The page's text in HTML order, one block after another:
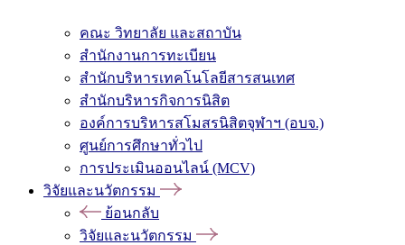
คณะ วิทยาลัย และสถาบัน
สำนักงานการทะเบียน
สำนักบริหารเทคโนโลยีสารสนเทศ
สำนักบริหารกิจการนิสิต
องค์การบริหารสโมสรนิสิตจุฬาฯ (อบจ.)
ศูนย์การศึกษาทั่วไป
การประเมินออนไลน์ (MCV)
วิจัยและนวัตกรรม
ย้อนกลับ
วิจัยและนวัตกรรม